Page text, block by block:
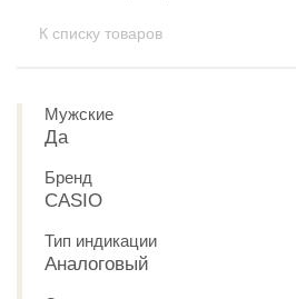
К списку товаров
Мужские
Да
Бренд
CASIO
Тип индикации
Аналоговый